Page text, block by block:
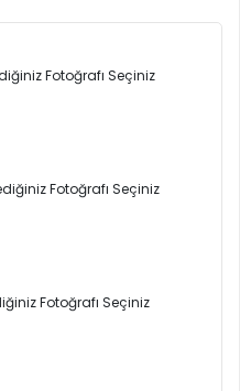
Fotoğrafı Seçiniz
Fotoğrafı Seçiniz
Fotoğrafı Seçiniz